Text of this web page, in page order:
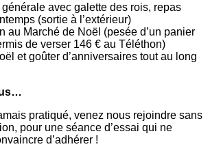
avec galette des rois, repas
(sortie à l’extérieur)
au Marché de Noël (pesée d’un panier
de verser 146 € au Téléthon)
et goûter d’anniversaires tout au long
pratiqué, venez nous rejoindre sans
pour une séance d’essai qui ne
d’adhérer !